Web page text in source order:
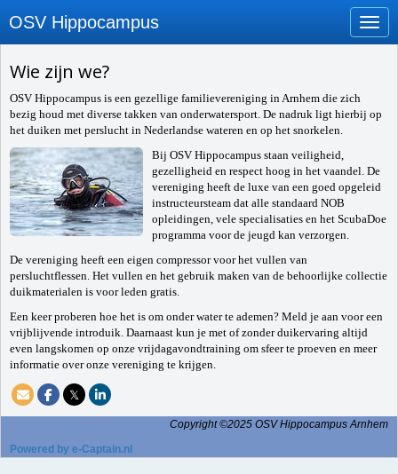
OSV Hippocampus
Wie zijn we?
OSV Hippocampus is een gezellige familievereniging in Arnhem die zich
bezig houd met diverse takken van onderwatersport. De nadruk ligt hierbij op
het duiken met perslucht in Nederlandse wateren en op het snorkelen.
Bij OSV Hippocampus staan veiligheid,
gezelligheid en respect hoog in het vaandel. De
vereniging heeft de luxe van een goed opgeleid
instructeursteam dat alle standaard NOB
opleidingen, vele specialisaties en het ScubaDoe
programma voor de jeugd kan verzorgen.
De vereniging heeft een eigen compressor voor het vullen van
persluchtflessen. Het vullen en het gebruik maken van de behoorlijke collectie
duikmaterialen is voor leden gratis.
Een keer proberen hoe het is om onder water te ademen? Meld je aan voor een
vrijblijvende introduik. Daarnaast kun je met of zonder duikervaring altijd
even langskomen op onze vrijdagavondtraining om sfeer te proeven en meer
informatie over onze vereniging te krijgen.
𝕏
Copyright ©2025 OSV Hippocampus Arnhem
Powered by e-Captain.nl